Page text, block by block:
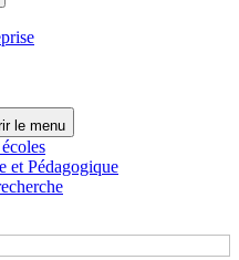
le menu
et Pédagogique